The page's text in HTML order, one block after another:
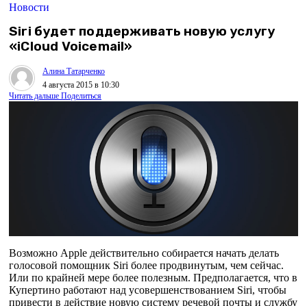
Новости
Siri будет поддерживать новую услугу
«iCloud Voicemail»
Алина Татарченко
4 августа 2015 в 10:30
Читать дальше Поделиться
Возможно Apple действительно собирается начать делать
голосовой помощник Siri более продвинутым, чем сейчас.
Или по крайней мере более полезным. Предполагается, что в
Купертино работают над усовершенствованием Siri, чтобы
привести в действие новую систему речевой почты и службу